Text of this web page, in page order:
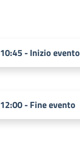
10:45 - Inizio evento
12:00 - Fine evento